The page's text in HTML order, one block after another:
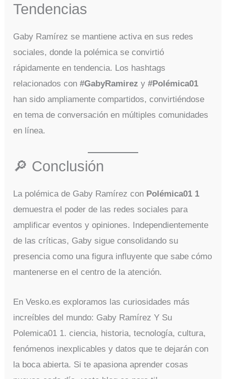
Tendencias
Gaby Ramírez se mantiene activa en sus redes
sociales, donde la polémica se convirtió
rápidamente en tendencia. Los hashtags
relacionados con#GabyRamirez y#Polémica01
han sido ampliamente compartidos, convirtiéndose
en tema de conversación en múltiples comunidades
en línea.
🔎 Conclusión
La polémica de Gaby Ramírez con Polémica01 1
demuestra el poder de las redes sociales para
amplificar eventos y opiniones. Independientemente
de las críticas, Gaby sigue consolidando su
presencia como una figura influyente que sabe cómo
mantenerse en el centro de la atención.
En Vesko.es exploramos las curiosidades más
increíbles del mundo: Gaby Ramírez Y Su
Polemica01 1. ciencia, historia, tecnología, cultura,
fenómenos inexplicables y datos que te dejarán con
la boca abierta. Si te apasiona aprender cosas